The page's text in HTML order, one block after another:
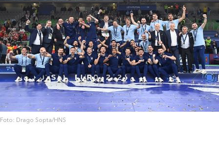
Foto: Drago Sopta/HNS